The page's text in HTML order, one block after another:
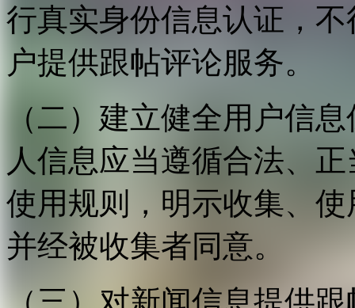
行真实身份信息认证，
户提供跟帖评论服务。
（二）建立健全用户信
人信息应当遵循合法、
使用规则，明示收集、
并经被收集者同意。
（三）对新闻信息提供